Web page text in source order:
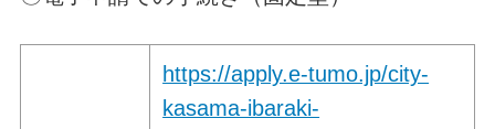
https://apply.e-tumo.jp/city-
kasama-ibaraki-